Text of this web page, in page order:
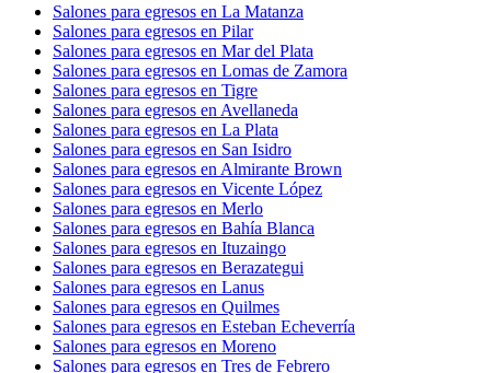
Salones para egresos en La Matanza
Salones para egresos en Pilar
Salones para egresos en Mar del Plata
Salones para egresos en Lomas de Zamora
Salones para egresos en Tigre
Salones para egresos en Avellaneda
Salones para egresos en La Plata
Salones para egresos en San Isidro
Salones para egresos en Almirante Brown
Salones para egresos en Vicente López
Salones para egresos en Merlo
Salones para egresos en Bahía Blanca
Salones para egresos en Ituzaingo
Salones para egresos en Berazategui
Salones para egresos en Lanus
Salones para egresos en Quilmes
Salones para egresos en Esteban Echeverría
Salones para egresos en Moreno
Salones para egresos en Tres de Febrero